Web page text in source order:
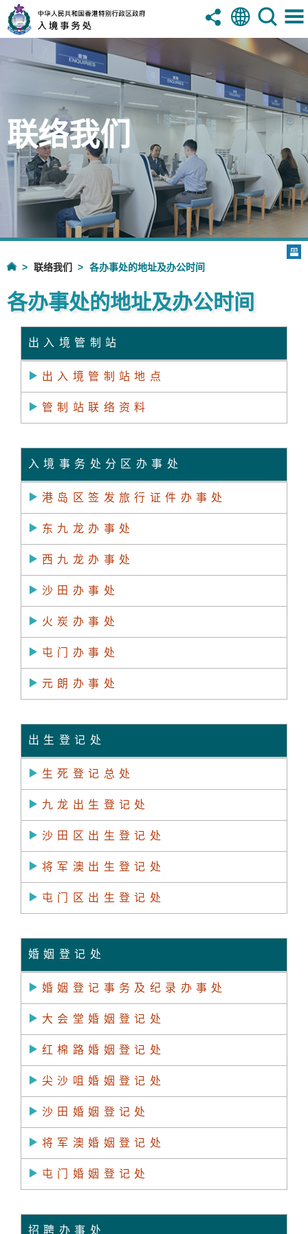
联络我们
联络我们 各办事处的地址及办公时间
各办事处的地址及办公时间
出入境管制站
出入境管制站地点
管制站联络资料
入境事务处分区办事处
港岛区签发旅行证件办事处
东九龙办事处
西九龙办事处
沙田办事处
火炭办事处
屯门办事处
元朗办事处
出生登记处
生死登记总处
九龙出生登记处
沙田区出生登记处
将军澳出生登记处
屯门区出生登记处
婚姻登记处
婚姻登记事务及纪录办事处
大会堂婚姻登记处
红棉路婚姻登记处
尖沙咀婚姻登记处
沙田婚姻登记处
将军澳婚姻登记处
屯门婚姻登记处
招聘办事处